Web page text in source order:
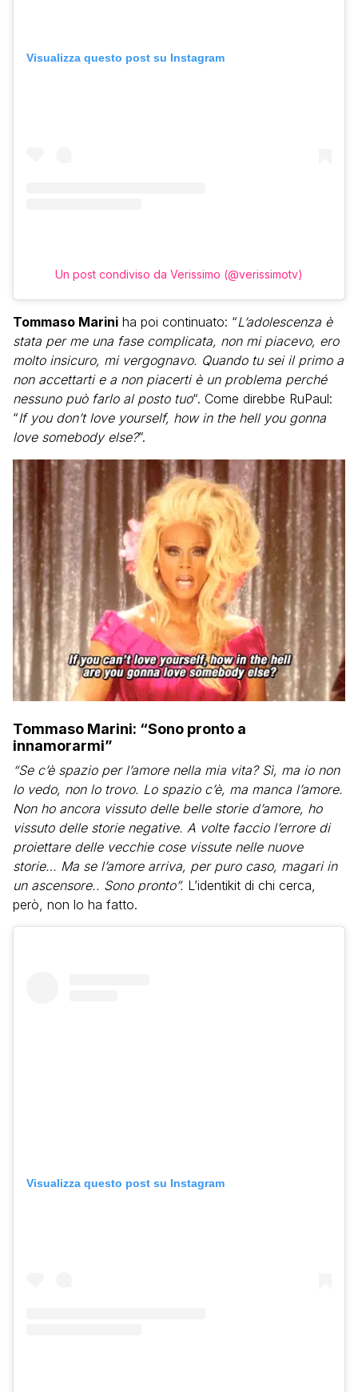
Visualizza questo post su Instagram
Un post condiviso da Verissimo (@verissimotv)
Tommaso Marini ha poi continuato: “L’adolescenza è
stata per me una fase complicata, non mi piacevo, ero
molto insicuro, mi vergognavo. Quando tu sei il primo a
non accettarti e a non piacerti è un problema perché
nessuno può farlo al posto tuo“. Come direbbe RuPaul:
“If you don’t love yourself, how in the hell you gonna
love somebody else?”.
Tommaso Marini: “Sono pronto a
innamorarmi”
“Se c’è spazio per l’amore nella mia vita? Sì, ma io non
lo vedo, non lo trovo. Lo spazio c’è, ma manca l’amore.
Non ho ancora vissuto delle belle storie d’amore, ho
vissuto delle storie negative. A volte faccio l’errore di
proiettare delle vecchie cose vissute nelle nuove
storie… Ma se l’amore arriva, per puro caso, magari in
un ascensore.. Sono pronto”. L’identikit di chi cerca,
però, non lo ha fatto.
Visualizza questo post su Instagram